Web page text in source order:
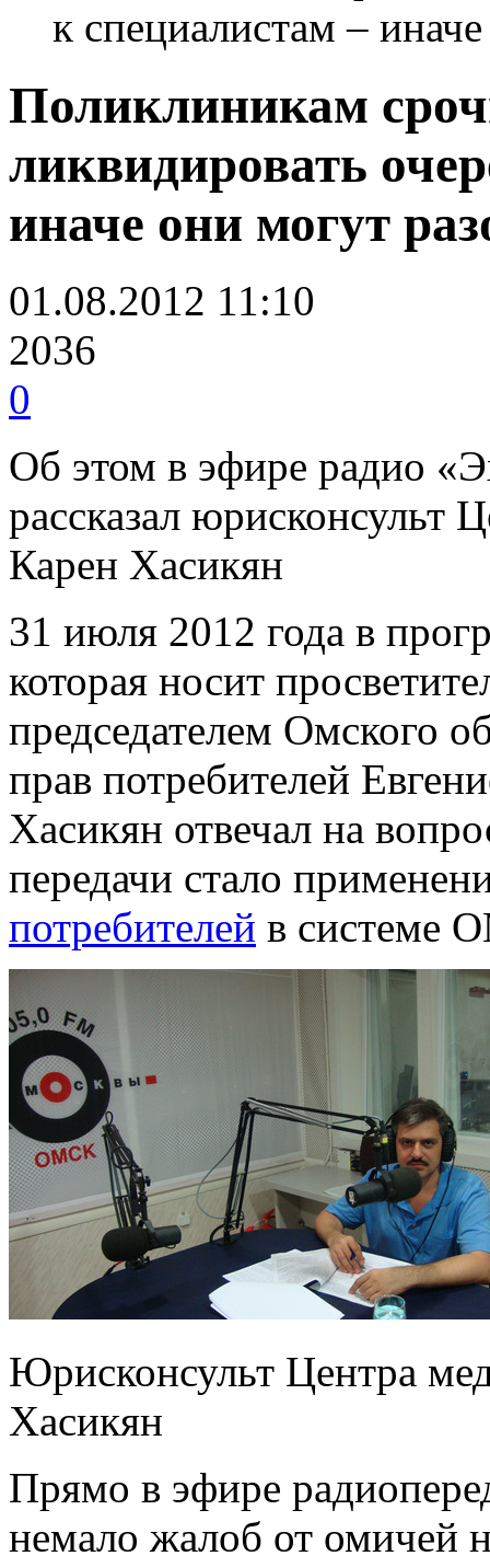
к специалистам –
Поликлиникам
ликвидировать
иначе они могут
01.08.2012 11:10
2036
0
Об этом в эфире радио
рассказал юрисконсульт
Карен Хасикян
31 июля 2012 года в
которая носит
председателем Омского
прав потребителей
Хасикян отвечал на
передачи стало
потребителей в системе
Юрисконсульт Центра
Хасикян
Прямо в эфире
немало жалоб от омичей